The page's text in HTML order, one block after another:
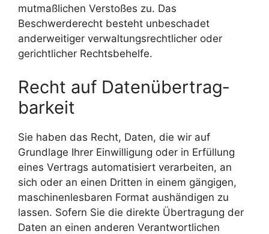
mutmaßlichen Verstoßes zu. Das
Beschwerderecht besteht unbeschadet
anderweitiger verwaltungsrechtlicher oder
gerichtlicher Rechtsbehelfe.
Recht auf Daten­übertrag­
barkeit
Sie haben das Recht, Daten, die wir auf
Grundlage Ihrer Einwilligung oder in Erfüllung
eines Vertrags automatisiert verarbeiten, an
sich oder an einen Dritten in einem gängigen,
maschinenlesbaren Format aushändigen zu
lassen. Sofern Sie die direkte Übertragung der
Daten an einen anderen Verantwortlichen